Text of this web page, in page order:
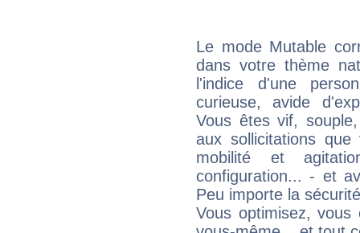
Le mode Mutable
dans votre thème
l'indice d'une
curieuse, avide
Vous êtes vif,
aux sollicitations
mobilité et
configuration... - et
Peu importe la
Vous optimisez, vous